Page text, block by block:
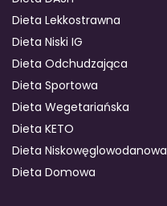
Dieta Lekkostrawna
Dieta Niski IG
Dieta Odchudzająca
Dieta Sportowa
Dieta Wegetariańska
Dieta KETO
Dieta Niskowęglowodanowa
Dieta Domowa